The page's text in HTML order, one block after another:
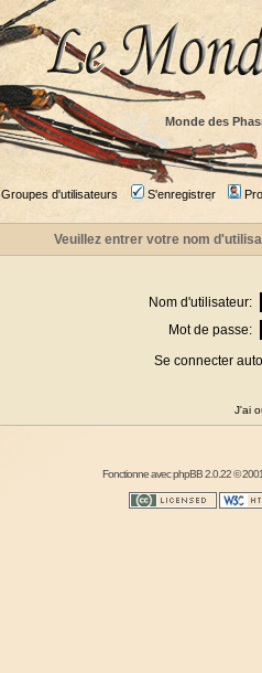
Monde des
Groupes d'utilisateurs S'enregistrer
Veuillez entrer votre nom
Nom d'utilisateur:
Mot de passe:
Se connecter
J'ai
Fonctionne avecphpBB2.0.22 ©